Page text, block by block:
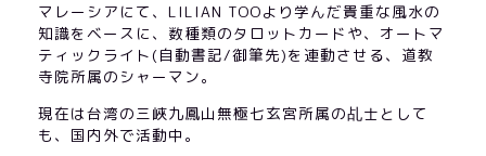
マレーシアにて、LILIAN TOOより学んだ貴重な風水の
知識をベースに、数種類のタロットカードや、オートマ
ティックライト(自動書記/御筆先)を連動させる、道教
寺院所属のシャーマン。
現在は台湾の三峽九鳳山無極七玄宮所属の乩士として
も、国内外で活動中。